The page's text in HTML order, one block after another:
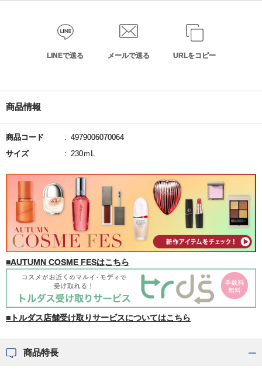
LINEで送る メールで送る URLをコピー
商品情報
商品コード
4979006070064
サイズ
230ｍL
■AUTUMN COSME FESはこちら
■トルダス店舗受け取りサービスについてはこちら
商品特長